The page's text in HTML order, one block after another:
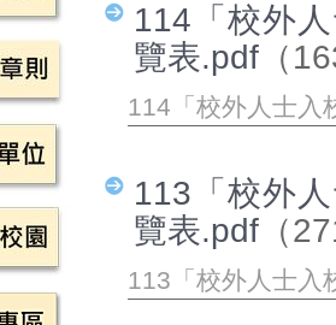
114「校外
覽表.pdf （
114「校外人士入
113「校外
覽表.pdf （
113「校外人士入